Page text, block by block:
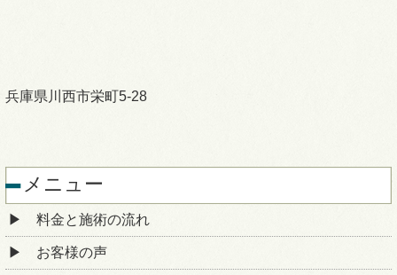
兵庫県川西市栄町5-28
メニュー
料金と施術の流れ
お客様の声